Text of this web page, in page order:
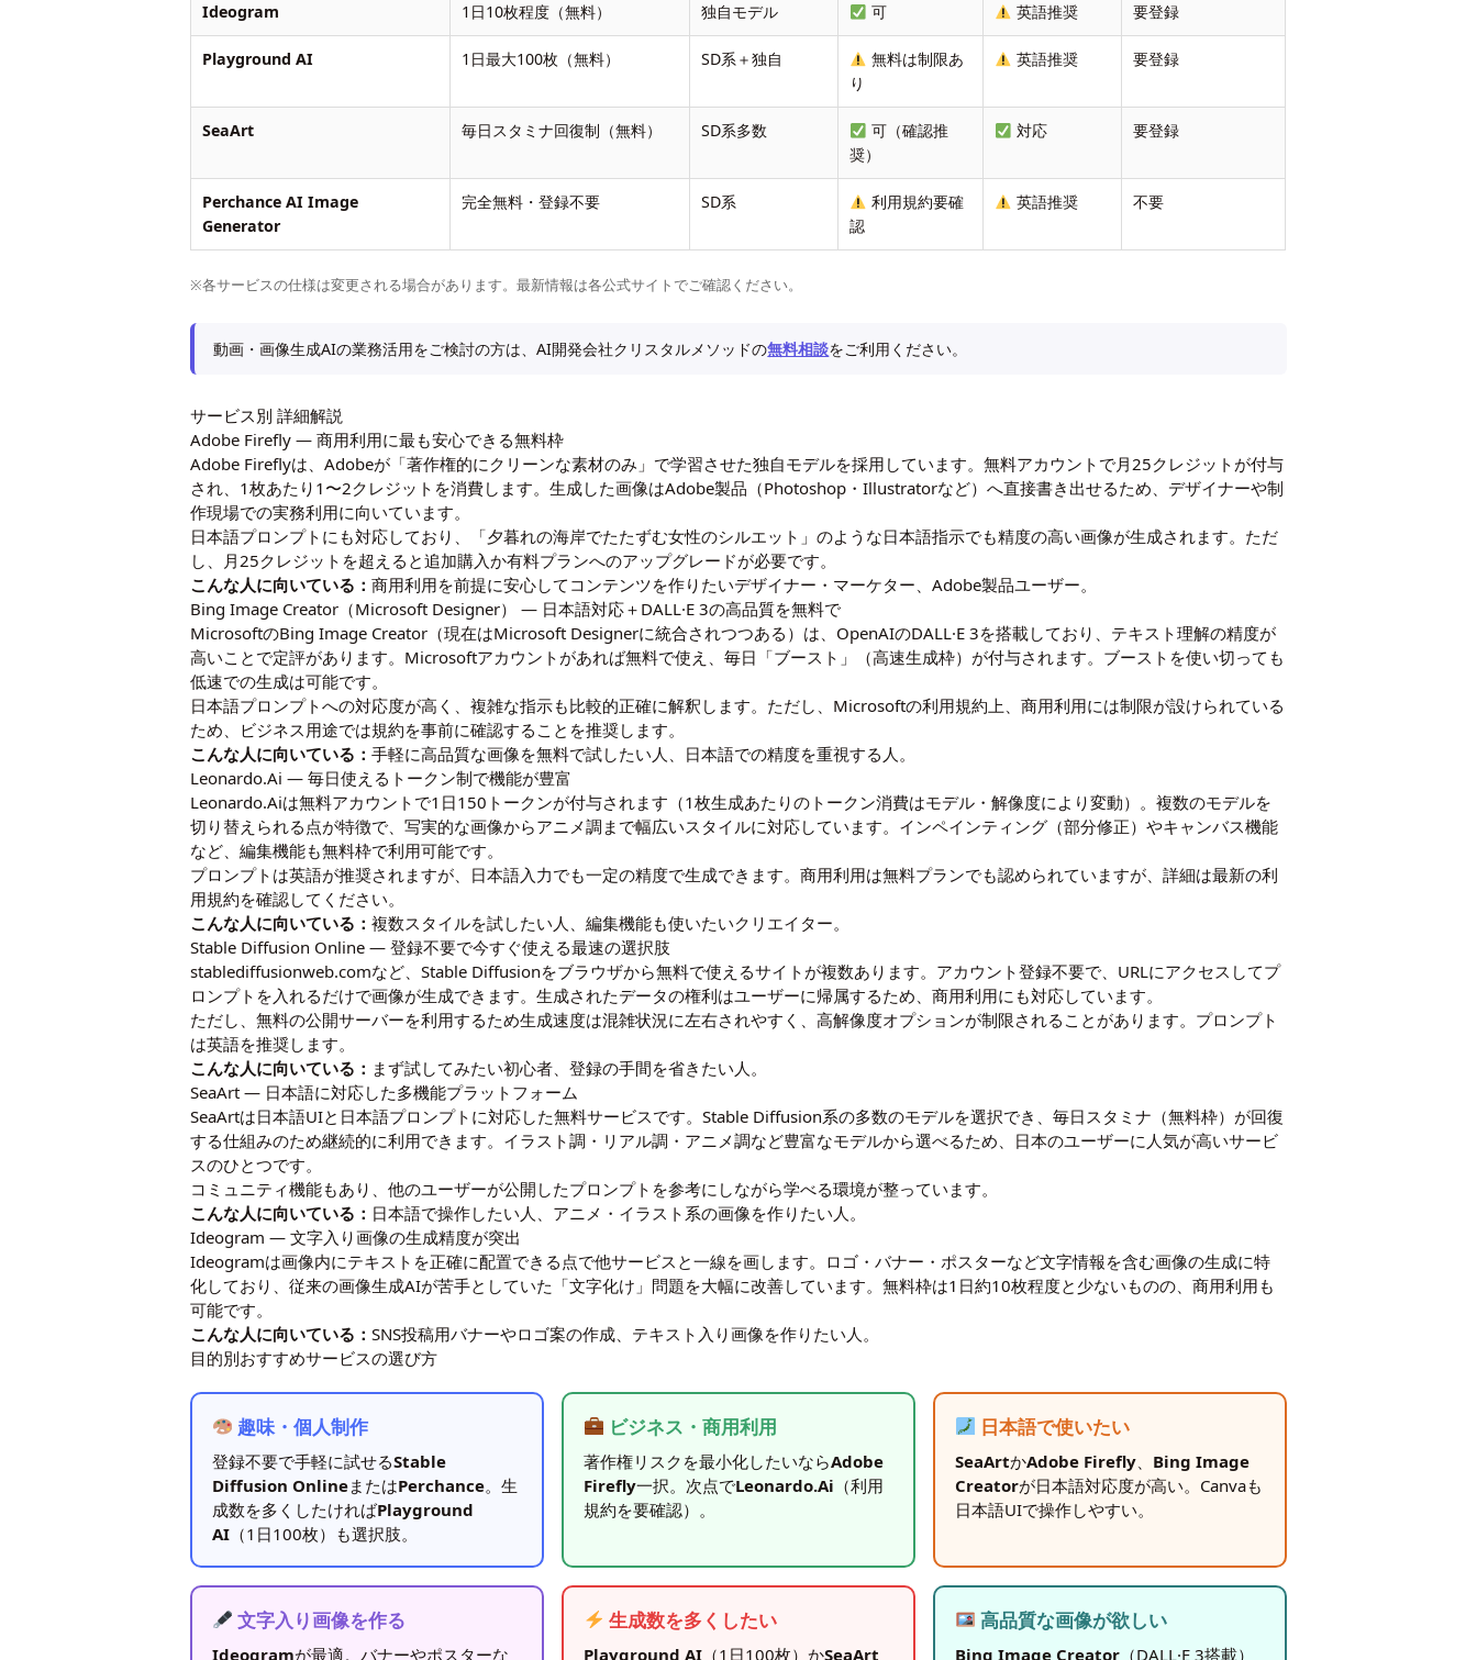
Ideogram 1日10枚程度（無料） 独自モデル 可 英語推奨 要登録
Playground AI 1日最大100枚（無料） SD系＋独自
無料は制限あ
り
英語推奨 要登録
SeaArt 毎日スタミナ回復制（無料） SD系多数
可（確認推
奨）
対応 要登録
Perchance AI Image
Generator
完全無料・登録不要 SD系
利用規約要確
認
英語推奨 不要
※各サービスの仕様は変更される場合があります。最新情報は各公式サイトでご確認ください。
動画・画像生成AIの業務活用をご検討の方は、AI開発会社クリスタルメソッドの無料相談をご利用ください。
サービス別 詳細解説
Adobe Firefly ― 商用利用に最も安心できる無料枠
Adobe Fireflyは、Adobeが「著作権的にクリーンな素材のみ」で学習させた独自モデルを採用しています。無料アカウントで月25クレジットが付与
され、1枚あたり1〜2クレジットを消費します。生成した画像はAdobe製品（Photoshop・Illustratorなど）へ直接書き出せるため、デザイナーや制
作現場での実務利用に向いています。
日本語プロンプトにも対応しており、「夕暮れの海岸でたたずむ女性のシルエット」のような日本語指示でも精度の高い画像が生成されます。ただ
し、月25クレジットを超えると追加購入か有料プランへのアップグレードが必要です。
こんな人に向いている：商用利用を前提に安心してコンテンツを作りたいデザイナー・マーケター、Adobe製品ユーザー。
Bing Image Creator（Microsoft Designer） ― 日本語対応＋DALL·E 3の高品質を無料で
MicrosoftのBing Image Creator（現在はMicrosoft Designerに統合されつつある）は、OpenAIのDALL·E 3を搭載しており、テキスト理解の精度が
高いことで定評があります。Microsoftアカウントがあれば無料で使え、毎日「ブースト」（高速生成枠）が付与されます。ブーストを使い切っても
低速での生成は可能です。
日本語プロンプトへの対応度が高く、複雑な指示も比較的正確に解釈します。ただし、Microsoftの利用規約上、商用利用には制限が設けられている
ため、ビジネス用途では規約を事前に確認することを推奨します。
こんな人に向いている：手軽に高品質な画像を無料で試したい人、日本語での精度を重視する人。
Leonardo.Ai ― 毎日使えるトークン制で機能が豊富
Leonardo.Aiは無料アカウントで1日150トークンが付与されます（1枚生成あたりのトークン消費はモデル・解像度により変動）。複数のモデルを
切り替えられる点が特徴で、写実的な画像からアニメ調まで幅広いスタイルに対応しています。インペインティング（部分修正）やキャンバス機能
など、編集機能も無料枠で利用可能です。
プロンプトは英語が推奨されますが、日本語入力でも一定の精度で生成できます。商用利用は無料プランでも認められていますが、詳細は最新の利
用規約を確認してください。
こんな人に向いている：複数スタイルを試したい人、編集機能も使いたいクリエイター。
Stable Diffusion Online ― 登録不要で今すぐ使える最速の選択肢
stablediffusionweb.comなど、Stable Diffusionをブラウザから無料で使えるサイトが複数あります。アカウント登録不要で、URLにアクセスしてプ
ロンプトを入れるだけで画像が生成できます。生成されたデータの権利はユーザーに帰属するため、商用利用にも対応しています。
ただし、無料の公開サーバーを利用するため生成速度は混雑状況に左右されやすく、高解像度オプションが制限されることがあります。プロンプト
は英語を推奨します。
こんな人に向いている： まず試してみたい初心者、登録の手間を省きたい人。
SeaArt ― 日本語に対応した多機能プラットフォーム
SeaArtは日本語UIと日本語プロンプトに対応した無料サービスです。Stable Diffusion系の多数のモデルを選択でき、毎日スタミナ（無料枠）が回復
する仕組みのため継続的に利用できます。イラスト調・リアル調・アニメ調など豊富なモデルから選べるため、日本のユーザーに人気が高いサービ
スのひとつです。
コミュニティ機能もあり、他のユーザーが公開したプロンプトを参考にしながら学べる環境が整っています。
こんな人に向いている： 日本語で操作したい人、アニメ・イラスト系の画像を作りたい人。
Ideogram ― 文字入り画像の生成精度が突出
Ideogramは画像内にテキストを正確に配置できる点で他サービスと一線を画します。ロゴ・バナー・ポスターなど文字情報を含む画像の生成に特
化しており、従来の画像生成AIが苦手としていた「文字化け」問題を大幅に改善しています。無料枠は1日約10枚程度と少ないものの、商用利用も
可能です。
こんな人に向いている：SNS投稿用バナーやロゴ案の作成、テキスト入り画像を作りたい人。
目的別おすすめサービスの選び方
趣味・個人制作
登録不要で手軽に試せるStable
Diffusion OnlineまたはPerchance。生
成数を多くしたければPlayground
AI （1日100枚）も選択肢。
ビジネス・商用利用
著作権リスクを最小化したいならAdobe
Firefly一択。次点でLeonardo.Ai （利用
規約を要確認）。
日本語で使いたい
SeaArtかAdobe Firefly、 Bing Image
Creatorが日本語対応度が高い。Canvaも
日本語UIで操作しやすい。
文字入り画像を作る
Ideogramが最適。バナーやポスターな
生成数を多くしたい
Playground AI （1日100枚）かSeaArt
高品質な画像が欲しい
Bing Image Creator（DALL·E 3搭載）